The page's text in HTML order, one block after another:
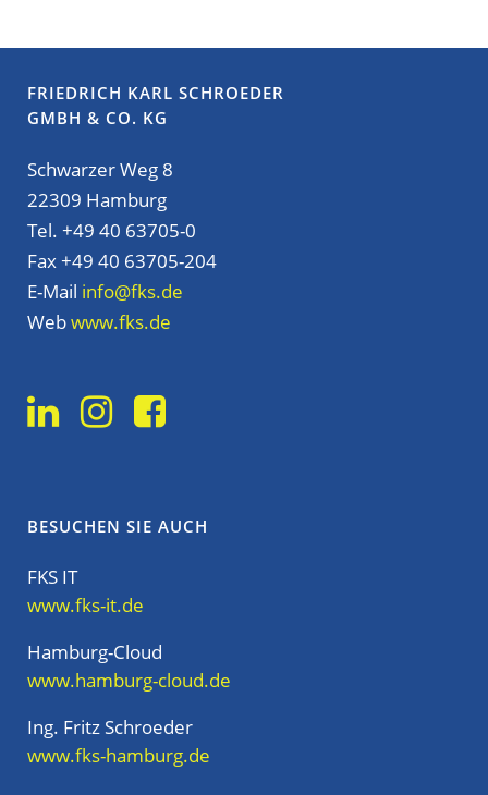
FRIEDRICH KARL SCHROEDER
GMBH & CO. KG
Schwarzer Weg 8
22309 Hamburg
Tel. +49 40 63705-0
Fax +49 40 63705-204
E-Mail info@fks.de
Webwww.fks.de
BESUCHEN SIE AUCH
FKS IT
www.fks-it.de
Hamburg-Cloud
www.hamburg-cloud.de
Ing. Fritz Schroeder
www.fks-hamburg.de